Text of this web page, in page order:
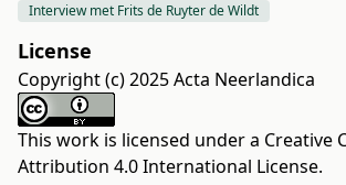
Interview met Frits de Ruyter de Wildt
License
Copyright (c) 2025 Acta Neerlandica
This work is licensed under a Creative
Attribution 4.0 International License.